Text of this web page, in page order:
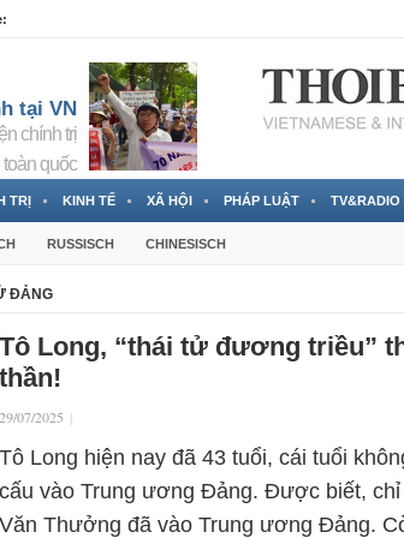
tại VN
chính trị
quốc
TRỊ KINH TẾ XÃ HỘI PHÁP LUẬT TV&RADIO
RUSSISCH CHINESISCH
ĐẢNG
Tô Long, “thái tử đương triều”
thần!
29/07/2025 |
Tô Long hiện nay đã 43 tuổi, cái tuổi
cấu vào Trung ương Đảng. Được biết,
Văn Thưởng đã vào Trung ương Đảng.